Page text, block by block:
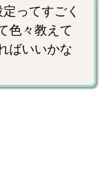
ってすごく
色々教えて
ばいいかな